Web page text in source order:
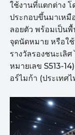
ใช้งานที่แตกต่าง
ประกอบขึ้นมาเหมื
ลอยตัว พร้อมเป็น
จุดนัดหมาย หรือใ
รางวัลรองชนะเลิ
หมายเลข S513-
อร์ไมก้า (ประเทศ